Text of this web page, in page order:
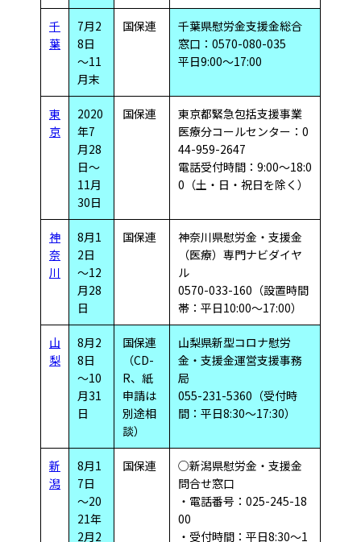
千
葉
7月2
8日
～11
月末
国保連
千葉県慰労金支援金総合
窓口：0570-080-035
平日9:00～17:00
東
京
2020
年7
月28
日～
11月
30日
国保連
東京都緊急包括支援事業
医療分コールセンター：0
44-959-2647
電話受付時間：9:00～18:0
0（土・日・祝日を除く）
神
奈
川
8月1
2日
～12
月28
日
国保連
神奈川県慰労金・支援金
（医療）専門ナビダイヤ
ル
0570-033-160（設置時間
帯：平日10:00～17:00）
山
梨
8月2
8日
～10
月31
日
国保連
（CD-
R、紙
申請は
別途相
談）
山梨県新型コロナ慰労
金・支援金運営支援事務
局
055-231-5360（受付時
間：平日8:30～17:30）
新
潟
8月1
7日
～20
21年
2月2
国保連
○新潟県慰労金・支援金
問合せ窓口
・電話番号：025-245-18
00
・受付時間：平日8:30～1